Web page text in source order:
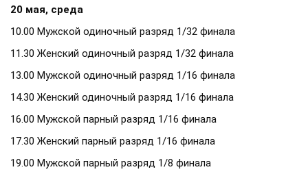
20 мая, среда
10.00 Мужской одиночный разряд 1/32 финала
11.30 Женский одиночный разряд 1/32 финала
13.00 Мужской одиночный разряд 1/16 финала
14.30 Женский одиночный разряд 1/16 финала
16.00 Мужской парный разряд 1/16 финала
17.30 Женский парный разряд 1/16 финала
19.00 Мужской парный разряд 1/8 финала